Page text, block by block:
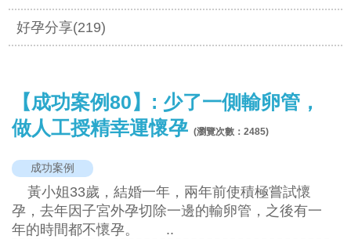
好孕分享(219)
【成功案例80】: 少了一側輸卵管，
做人工授精幸運懷孕 (瀏覽次數：2485)
成功案例
黃小姐33歲，結婚一年，兩年前使積極嘗試懷
孕，去年因子宮外孕切除一邊的輸卵管，之後有一
年的時間都不懷孕。 ..